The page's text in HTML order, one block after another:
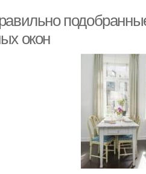
окон